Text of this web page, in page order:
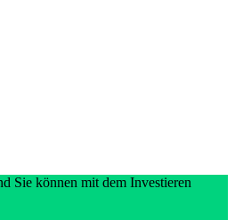
Sie können mit dem Investieren